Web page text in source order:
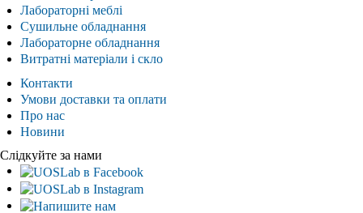
Лабораторні меблі
Сушильне обладнання
Лабораторне обладнання
Витратні матеріали і скло
Контакти
Умови доставки та оплати
Про нас
Новини
Слідкуйте за нами